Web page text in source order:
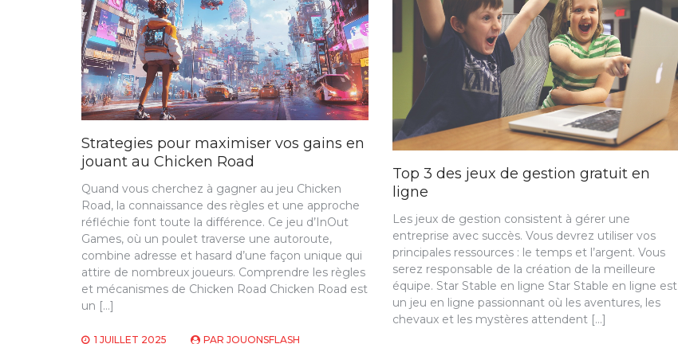
Strategies pour maximiser vos gains en
jouant au Chicken Road
Quand vous cherchez à gagner au jeu Chicken
Road, la connaissance des règles et une approche
réfléchie font toute la différence. Ce jeu d’InOut
Games, où un poulet traverse une autoroute,
combine adresse et hasard d’une façon unique qui
attire de nombreux joueurs. Comprendre les règles
et mécanismes de Chicken Road Chicken Road est
un […]
1 JUILLET 2025 PAR JOUONSFLASH
Top 3 des jeux de gestion gratuit en
ligne
Les jeux de gestion consistent à gérer une
entreprise avec succès. Vous devrez utiliser vos
principales ressources : le temps et l’argent. Vous
serez responsable de la création de la meilleure
équipe. Star Stable en ligne Star Stable en ligne est
un jeu en ligne passionnant où les aventures, les
chevaux et les mystères attendent […]